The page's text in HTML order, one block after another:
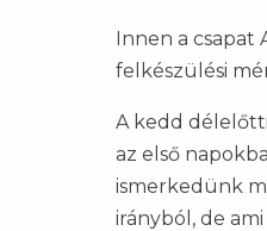
Innen a csapat
felkészülési
A kedd
az első
ismerkedünk
irányból, de